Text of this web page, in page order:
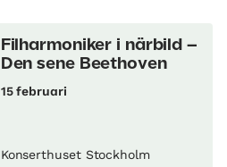
Filharmoniker i närbild –
Den sene Beethoven
15 februari
Konserthuset Stockholm